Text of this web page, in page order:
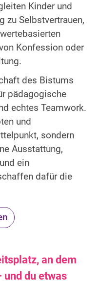
Kinder und
zu Selbstvertrauen,
Konfession oder
des Bistums
pädagogische
echtes Teamwork.
und
sondern
Ausstattung,
ein
dafür die
an dem
und du etwas